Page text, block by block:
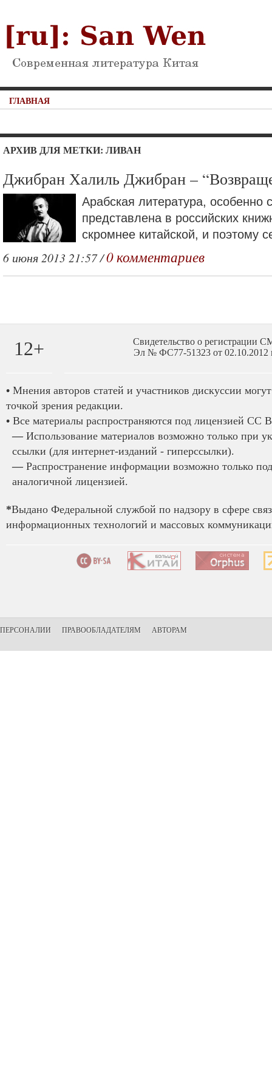
ГЛАВНАЯ
АРХИВ ДЛЯ МЕТКИ: ЛИВАН
Джибран Халиль Джибран –
Арабская литература, особенно
представлена в российских
скромнее китайской, и поэтому
6 июня 2013 21:57 /0 комментариев
12+
Свидетельство о регистрации
Эл № ФС77-51323 от 02.10.2012
• Мнения авторов статей и участников дискуссии
точкой зрения редакции.
• Все материалы распространяются под лицензией CC
—Использование материалов возможно только при
ссылки (для интернет-изданий - гиперссылки).
—Распространение информации возможно только
аналогичной лицензией.
*Выдано Федеральной службой по надзору в сфере
информационных технологий и массовых
ПЕРСОНАЛИИ ПРАВООБЛАДАТЕЛЯМ АВТОРАМ